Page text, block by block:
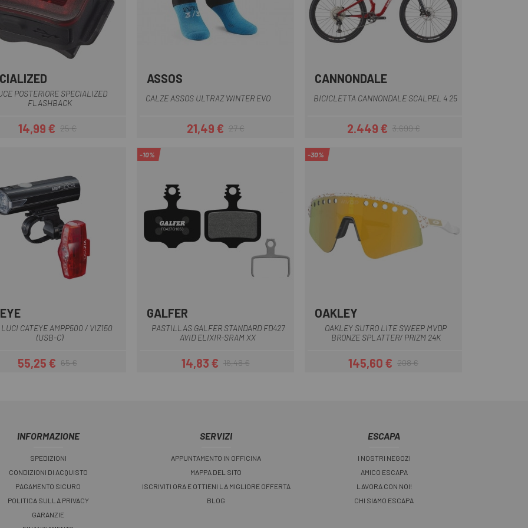
Nero
POSTERIORE SPECIALIZED
FLASHBACK
Prezzo
14,99 €Prezzo base
25 €
ASSOS
CALZE ASSOS ULTRAZ WINTER EVO
Prezzo
21,49 €Prezzo base
27 €
Giallo-Nero
Nero
CANNONDALE
BICICLETTA CANNONDALE SCALPEL 4 25
Prezzo
2.449 €Prezzo base
3.699 €
CATEYE AMPP500 / VIZ150
(USB-C)
Prezzo
55,25 €Prezzo base
65 €
-10%
GALFER
PASTILLAS GALFER STANDARD FD427
AVID ELIXIR-SRAM XX
Prezzo
14,83 €Prezzo base
16,48 €
-30%
OAKLEY
OAKLEY SUTRO LITE SWEEP MVDP
BRONZE SPLATTER/ PRIZM 24K
Prezzo
145,60 €Prezzo base
208 €
INFORMAZIONE
SPEDIZIONI
CONDIZIONI DI ACQUISTO
PAGAMENTO SICURO
POLITICA SULLA PRIVACY
GARANZIE
SERVIZI
APPUNTAMENTO IN OFFICINA
MAPPA DEL SITO
ISCRIVITI ORA E OTTIENI LA MIGLIORE OFFERTA
BLOG
ESCAPA
I NOSTRI NEGOZI
AMICO ESCAPA
LAVORA CON NOI!
CHI SIAMO ESCAPA